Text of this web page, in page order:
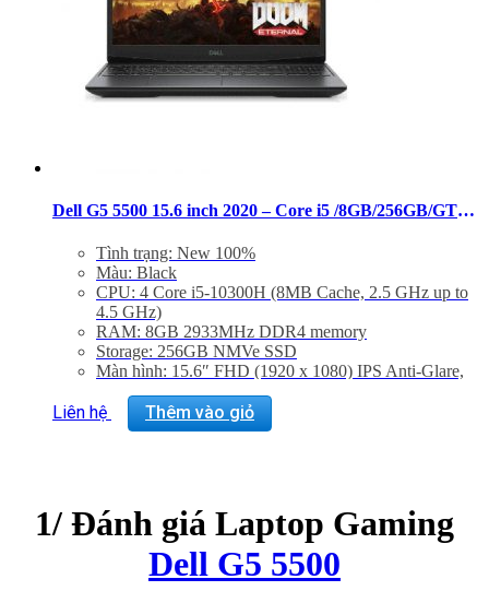
Dell G5 5500 15.6 inch 2020 – Core i5 /8GB/256GB/GTX-1650 Ti FHD
Tình trạng: New 100%
Màu: Black
CPU: 4 Core i5-10300H (8MB Cache, 2.5 GHz up to
4.5 GHz)
RAM: 8GB 2933MHz DDR4 memory
Storage: 256GB NMVe SSD
Màn hình: 15.6″ FHD (1920 x 1080) IPS Anti-Glare,
VGA: Nvidia GeForce GTX 1650 Ti (4GB)
Trọng lượng: 2.3Kg
Liên hệ Thêm vào giỏ
1/ Đánh giá Laptop Gaming
Dell G5 5500